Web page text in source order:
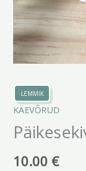
LEMMIK
KÄEVÕRUD
10.00 €